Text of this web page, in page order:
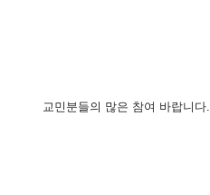
교민분들의 많은 참여 바랍니다.